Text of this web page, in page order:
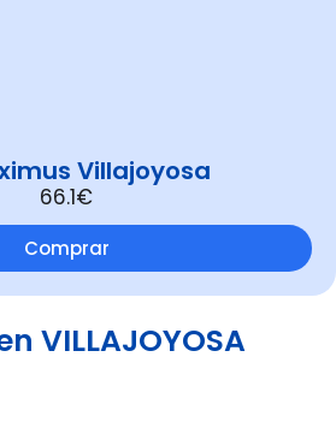
Villajoyosa
66.1€
Comprar
VILLAJOYOSA